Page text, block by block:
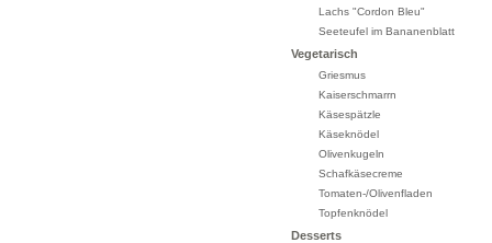
Lachs "Cordon Bleu"
Seeteufel im Bananenblatt
Vegetarisch
Griesmus
Kaiserschmarrn
Käsespätzle
Käseknödel
Olivenkugeln
Schafkäsecreme
Tomaten-/Olivenfladen
Topfenknödel
Desserts